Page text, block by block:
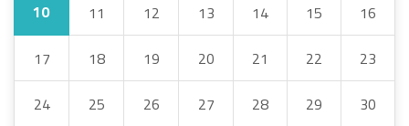
10 11 12 13 14 15 16
17 18 19 20 21 22 23
24 25 26 27 28 29 30